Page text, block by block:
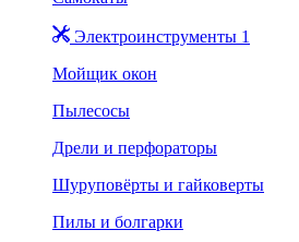
Электроинструменты 1
Мойщик окон
Пылесосы
Дрели и перфораторы
Шуруповёрты и гайковерты
Пилы и болгарки